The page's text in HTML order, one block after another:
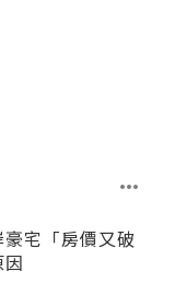
宅「房價又破